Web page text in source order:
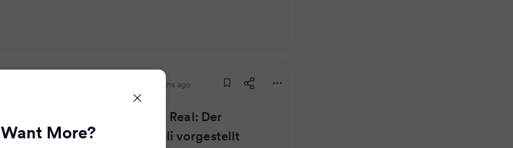
2 months ago
Mourinho-Comeback bei Real: Der
Startrainer soll erst im Juli vorgestellt
Want More?